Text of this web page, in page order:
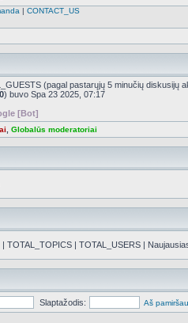
| CONTACT_US
(pagal pastarųjų 5 minučių diskusijų
) buvo Spa 23 2025, 07:17
[Bot]
Globalūs moderatoriai
TOTAL_TOPICS | TOTAL_USERS |
Slaptažodis: Aš